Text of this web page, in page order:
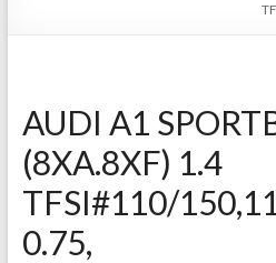
AUDI A1
(8XA.8XF) 1.4
TFSI#110/
0.75,